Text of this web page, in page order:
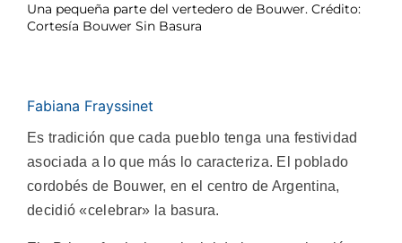
Una pequeña parte del vertedero de Bouwer. Crédito:
Cortesía Bouwer Sin Basura
Fabiana Frayssinet
Es tradición que cada pueblo tenga una festividad
asociada a lo que más lo caracteriza. El poblado
cordobés de Bouwer, en el centro de Argentina,
decidió «celebrar» la basura.